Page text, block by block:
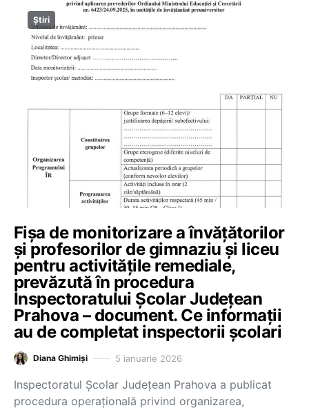
Știri
Fișa de monitorizare a învățătorilor
și profesorilor de gimnaziu și liceu
pentru activitățile remediale,
prevăzută în procedura
Inspectoratului Școlar Județean
Prahova – document. Ce informații
au de completat inspectorii școlari
Diana Ghimiși 5 ianuarie 2026
Inspectoratul Școlar Județean Prahova a publicat
procedura operațională privind organizarea,